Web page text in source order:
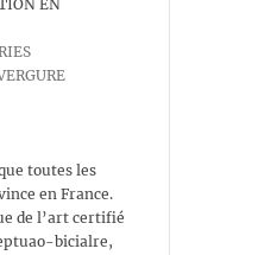
EN
toutes les
en France.
de l’art certifié
bicialre,